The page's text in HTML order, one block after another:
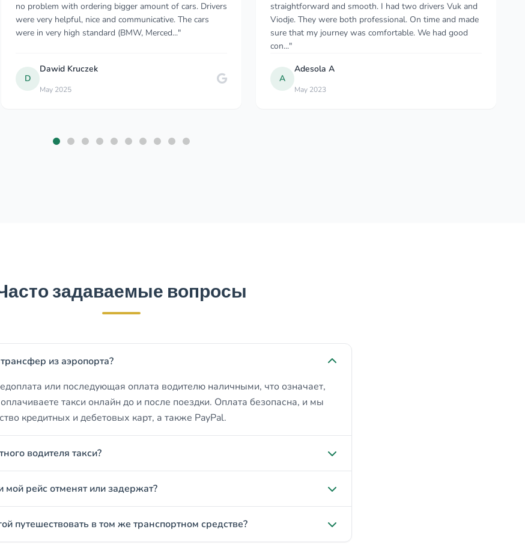
straightforward and smooth. I had two drivers Vuk and
Viodje. They were both professional. On time and made
sure that my journey was comfortable. We had good
A
Adesola A
May 2023
the driver was really nice. He stopped the car by the
lake Skadar on the way to Podgorica airport. Bought
some wine from the wine shop! Excellent..."
Zhanar2002
Sep 2025
задаваемые вопросы
из аэропорта?
или последующая оплата водителю наличными, что означает,
такси онлайн до и после поездки. Оплата безопасна, и мы
кредитных и дебетовых карт, а также PayPal.
водителя такси?
мой рейс отменят или задержат?
путешествовать в том же транспортном средстве?